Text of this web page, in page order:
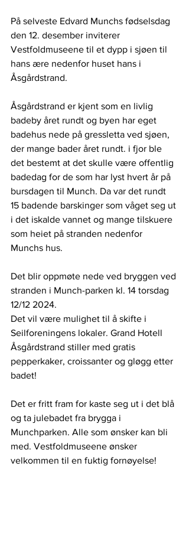
På selveste Edvard Munchs fødselsdag
den 12. desember inviterer
Vestfoldmuseene til et dypp i sjøen til
hans ære nedenfor huset hans i
Åsgårdstrand.
Åsgårdstrand er kjent som en livlig
badeby året rundt og byen har eget
badehus nede på gressletta ved sjøen,
der mange bader året rundt. i fjor ble
det bestemt at det skulle være offentlig
badedag for de som har lyst hvert år på
bursdagen til Munch. Da var det rundt
15 badende barskinger som våget seg ut
i det iskalde vannet og mange tilskuere
som heiet på stranden nedenfor
Munchs hus.
Det blir oppmøte nede ved bryggen ved
stranden i Munch-parken kl. 14 torsdag
12/12 2024.
Det vil være mulighet til å skifte i
Seilforeningens lokaler. Grand Hotell
Åsgårdstrand stiller med gratis
pepperkaker, croissanter og gløgg etter
badet!
Det er fritt fram for kaste seg ut i det blå
og ta julebadet fra brygga i
Munchparken. Alle som ønsker kan bli
med. Vestfoldmuseene ønsker
velkommen til en fuktig fornøyelse!